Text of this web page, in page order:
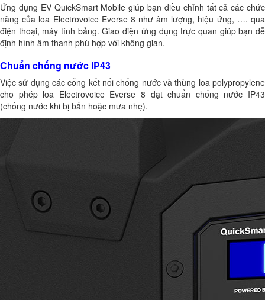
Ứng dụng EV QuickSmart Mobile giúp bạn điều chỉnh tất cả các chức
năng của loa Electrovoice Everse 8 như âm lượng, hiệu ứng, …. qua
điện thoại, máy tính bảng. Giao diện ứng dụng trực quan giúp bạn dễ
định hình âm thanh phù hợp với không gian.
Chuẩn chống nước IP43
Việc sử dụng các cổng kết nối chống nước và thùng loa polypropylene
cho phép loa Electrovoice Everse 8 đạt chuẩn chống nước IP43
(chống nước khi bị bắn hoặc mưa nhẹ).